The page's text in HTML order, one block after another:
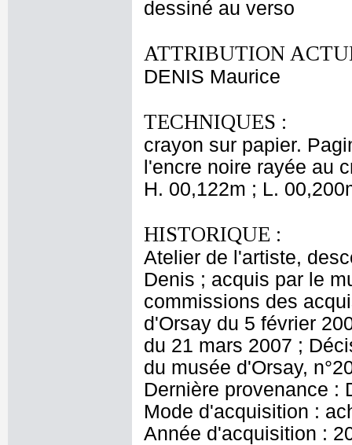
dessiné au verso
ATTRIBUTION
DENIS Maurice
TECHNIQUES :
crayon sur papier.
l'encre noire rayée au
H. 00,122m ; L.
HISTORIQUE :
Atelier de l'artiste,
Denis ; acquis par le
commissions des
d'Orsay du 5 février
du 21 mars 2007 ;
du musée d'Orsay,
Dernière provenance :
Mode d'acquisition :
Année d'acquisition :